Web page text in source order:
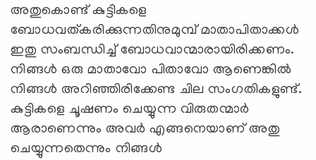
അതുകൊണ്ട് കുട്ടികളെ
ബോധവത്‌കരിക്കുന്നതിനുമുമ്പ് മാതാപിതാക്കൾ
ഇതു സംബന്ധിച്ച് ബോധവാന്മാരായിരിക്കണം.
നിങ്ങൾ ഒരു മാതാവോ പിതാവോ ആണെങ്കിൽ
നിങ്ങൾ അറിഞ്ഞിരിക്കേണ്ട ചില സംഗതികളുണ്ട്.
കുട്ടികളെ ചൂഷണം ചെയ്യുന്ന വിരുതന്മാർ
ആരാണെന്നും അവർ എങ്ങനെയാണ്‌ അതു
ചെയ്യുന്നതെന്നും നിങ്ങൾ